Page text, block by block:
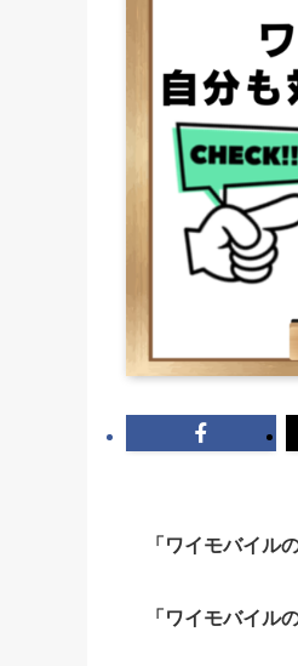
「ワイモバイル
「ワイモバイル